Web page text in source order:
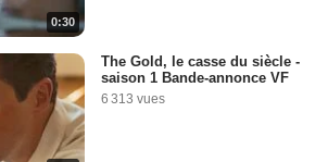
0:30
The Gold, le casse du siècle -
saison 1 Bande-annonce VF
6 313 vues